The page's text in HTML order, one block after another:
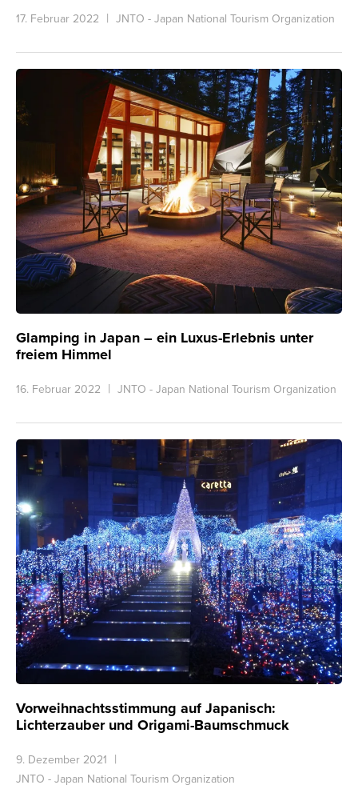
17. Februar 2022 JNTO - Japan National Tourism Organization
Glamping in Japan – ein Luxus-Erlebnis unter
freiem Himmel
16. Februar 2022 JNTO - Japan National Tourism Organization
Vorweihnachtsstimmung auf Japanisch:
Lichterzauber und Origami-Baumschmuck
9. Dezember 2021
JNTO - Japan National Tourism Organization